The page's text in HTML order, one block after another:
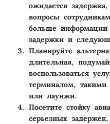
ожидается задержка,
вопросы
больше
задержки и
Планируйте
длительная,
воспользоваться
терминалом, такими
или лаунжи.
Посетите стойку
серьезных